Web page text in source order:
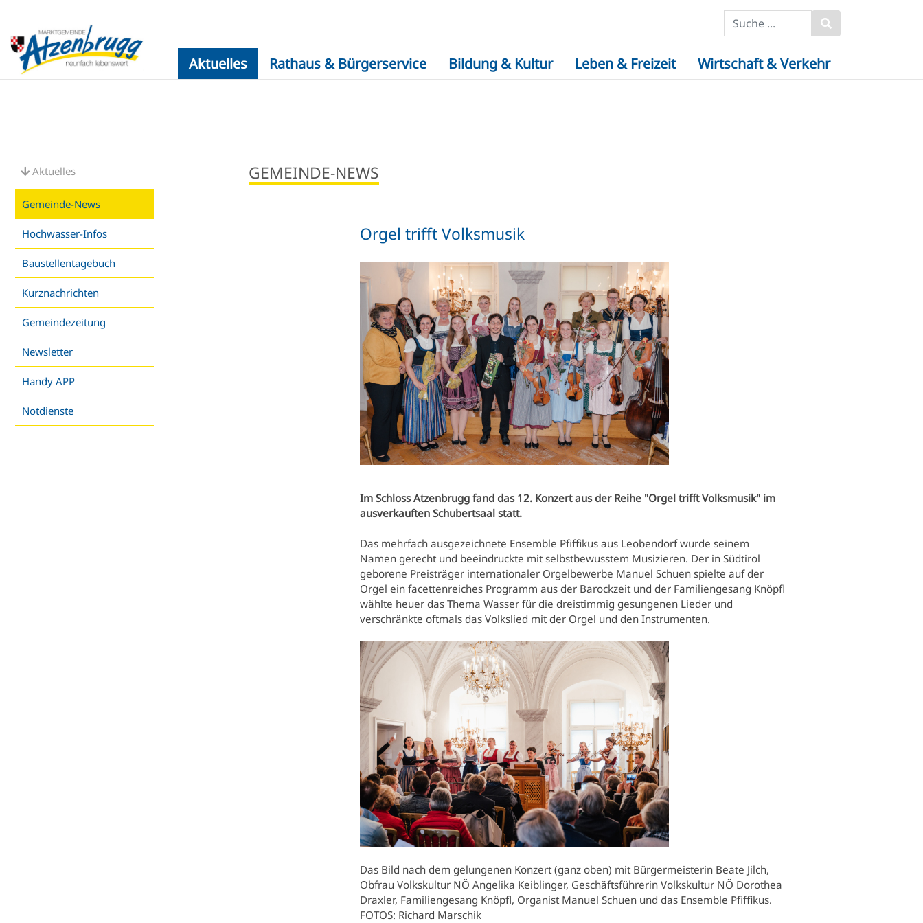
Aktuelles Rathaus & Bürgerservice Bildung & Kultur Leben & Freizeit Wirtschaft & Verkehr
Aktuelles
Gemeinde-News
Hochwasser-Infos
Baustellentagebuch
Kurznachrichten
Gemeindezeitung
Newsletter
Handy APP
Notdienste
GEMEINDE-NEWS
Orgel trifft Volksmusik
Im Schloss Atzenbrugg fand das 12. Konzert aus der Reihe "Orgel trifft Volksmusik" im
ausverkauften Schubertsaal statt.
Das mehrfach ausgezeichnete Ensemble Pfiffikus aus Leobendorf wurde seinem
Namen gerecht und beeindruckte mit selbstbewusstem Musizieren. Der in Südtirol
geborene Preisträger internationaler Orgelbewerbe Manuel Schuen spielte auf der
Orgel ein facettenreiches Programm aus der Barockzeit und der Familiengesang Knöpfl
wählte heuer das Thema Wasser für die dreistimmig gesungenen Lieder und
verschränkte oftmals das Volkslied mit der Orgel und den Instrumenten.
Das Bild nach dem gelungenen Konzert (ganz oben) mit Bürgermeisterin Beate Jilch,
Obfrau Volkskultur NÖ Angelika Keiblinger, Geschäftsführerin Volkskultur NÖ Dorothea
Draxler, Familiengesang Knöpfl, Organist Manuel Schuen und das Ensemble Pfiffikus.
FOTOS: Richard Marschik